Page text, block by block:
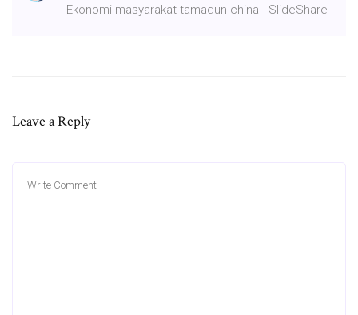
Ekonomi masyarakat tamadun china - SlideShare
Leave a Reply